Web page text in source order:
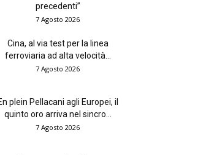
precedenti”
7 Agosto 2026
Cina, al via test per la linea
ferroviaria ad alta velocità...
7 Agosto 2026
plein Pellacani agli Europei, il
quinto oro arriva nel sincro...
7 Agosto 2026